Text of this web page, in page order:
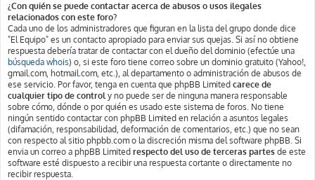
¿Con quién se puede contactar acerca de abusos o usos ilegales
relacionados con este foro?
Cada uno de los administradores que figuran en la lista del grupo donde dice
"El Equipo" es un contacto apropiado para enviar sus quejas. Si así no obtiene
respuesta debería tratar de contactar con el dueño del dominio (efectúe una
búsqueda whois) o, si este foro tiene correo sobre un dominio gratuito (Yahoo!,
gmail.com, hotmail.com, etc.), al departamento o administración de abusos de
ese servicio. Por favor, tenga en cuenta que phpBB Limited carece de
cualquier tipo de control y no puede ser de ninguna manera responsable
sobre cómo, dónde o por quién es usado este sistema de foros. No tiene
ningún sentido contactar con phpBB Limited en relación a asuntos legales
(difamación, responsabilidad, deformación de comentarios, etc.) que no sean
con respecto al sitio phpbb.com o la discreción misma del software phpBB. Si
envia un correo a phpBB Limited respecto del uso de terceras partes de este
software esté dispuesto a recibir una respuesta cortante o directamente no
recibir respuesta.